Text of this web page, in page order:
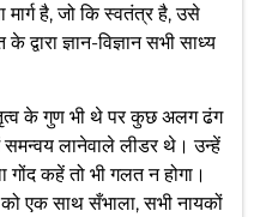
मार्ग है, जो कि स्वतंत्र है, उसे
ज्ञान-विज्ञान सभी साध्य
के गुण भी थे पर कुछ अलग ढंग
लानेवाले लीडर थे। उन्हें
गोंद कहें तो भी गलत न होगा।
को एक साथ सँभाला, सभी नायकों